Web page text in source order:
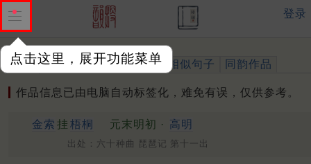
点击这里，展开功能菜单
登录
作品 标注四声 出处、引用 相似句子 同韵作品
作品信息已由电脑自动标签化，难免有误，仅供参考。
金索 挂 梧桐 元末明初 · 高明
出处：六十种曲 琵琶记 第十一出